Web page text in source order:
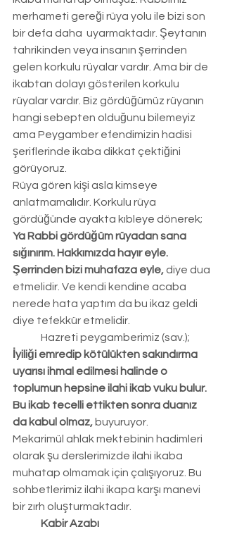
merhameti gereği rüya yolu ile bizi son
bir defa daha  uyarmaktadır. Şeytanın
tahrikinden veya insanın şerrinden
gelen korkulu rüyalar vardır. Ama bir de
ikabtan dolayı gösterilen korkulu
rüyalar vardır. Biz gördüğümüz rüyanın
hangi sebepten olduğunu bilemeyiz
ama Peygamber efendimizin hadisi
şeriflerinde ikaba dikkat çektiğini
görüyoruz.
Rüya gören kişi asla kimseye
anlatmamalıdır. Korkulu rüya
gördüğünde ayakta kıbleye dönerek;
Ya Rabbi gördüğüm rüyadan sana
sığınırım. Hakkımızda hayır eyle.
Şerrinden bizi muhafaza eyle, diye dua
etmelidir. Ve kendi kendine acaba
nerede hata yaptım da bu ikaz geldi
diye tefekkür etmelidir.
	Hazreti peygamberimiz (sav.);
İyiliği emredip kötülükten sakındırma
uyarısı ihmal edilmesi halinde o
toplumun hepsine ilahi ikab vuku bulur.
Bu ikab tecelli ettikten sonra duanız
da kabul olmaz, buyuruyor.
Mekarimül ahlak mektebinin hadimleri
olarak şu derslerimizde ilahi ikaba
muhatap olmamak için çalışıyoruz. Bu
sohbetlerimiz ilahi ikapa karşı manevi
bir zırh oluşturmaktadır.
	Kabir Azabı